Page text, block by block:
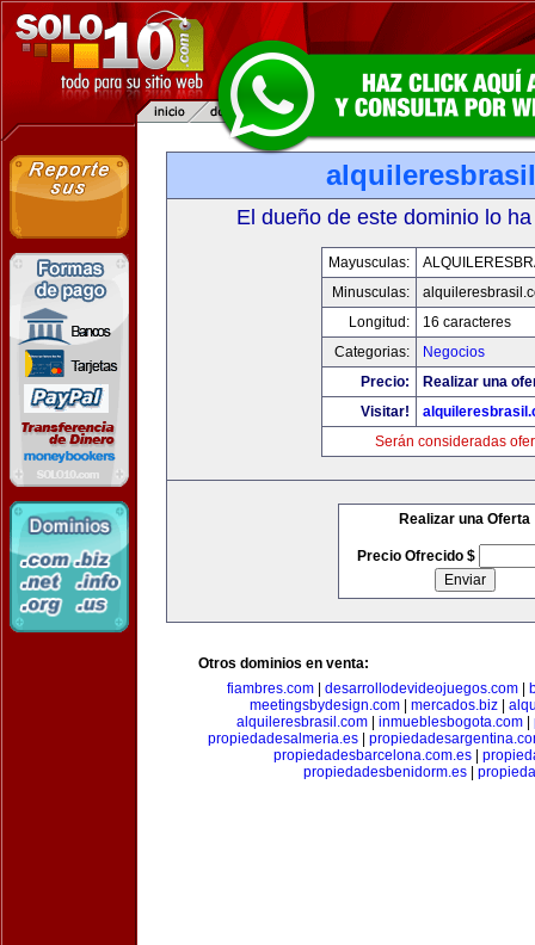
El dueño de este dominio lo
Mayusculas:
Minusculas:
Longitud:
16 caracteres
Categorias:
Negocios
Precio:
Realizar una
Visitar!
Serán consideradas
Realizar una Oferta
Precio Ofrecido $
Otros dominios en venta:
fiambres.com| desarrollodevideojuegos.com|
meetingsbydesign.com| mercados.biz|
alquileresbrasil.com| inmueblesbogota.com|
propiedadesalmeria.es
propiedadesbarcelona.com.es|
propiedadesbenidorm.es|